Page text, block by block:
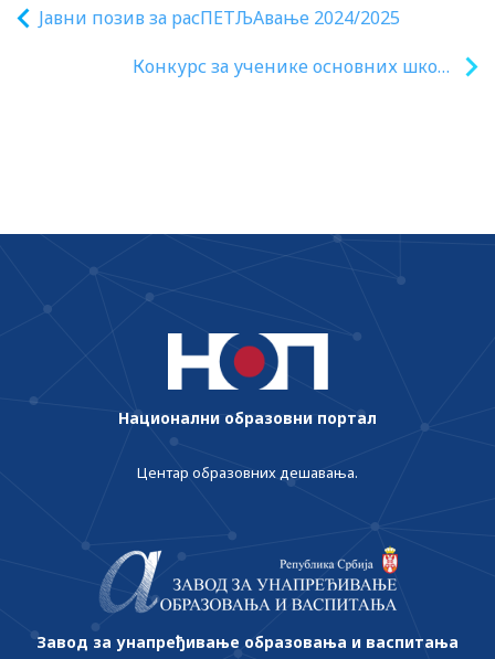
Јавни позив за расПЕТЉАвање 2024/2025
Конкурс за ученике основних школа
Национални образовни портал
Центар образовних дешавања.
Завод за унапређивање образовања и васпитања